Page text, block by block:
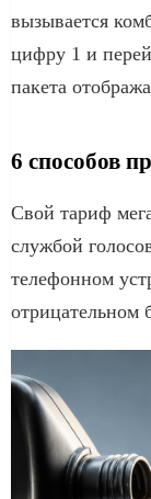
вызывается
цифру 1 и
пакета
6 способов
Свой тариф
службой
телефонном
отрицательном